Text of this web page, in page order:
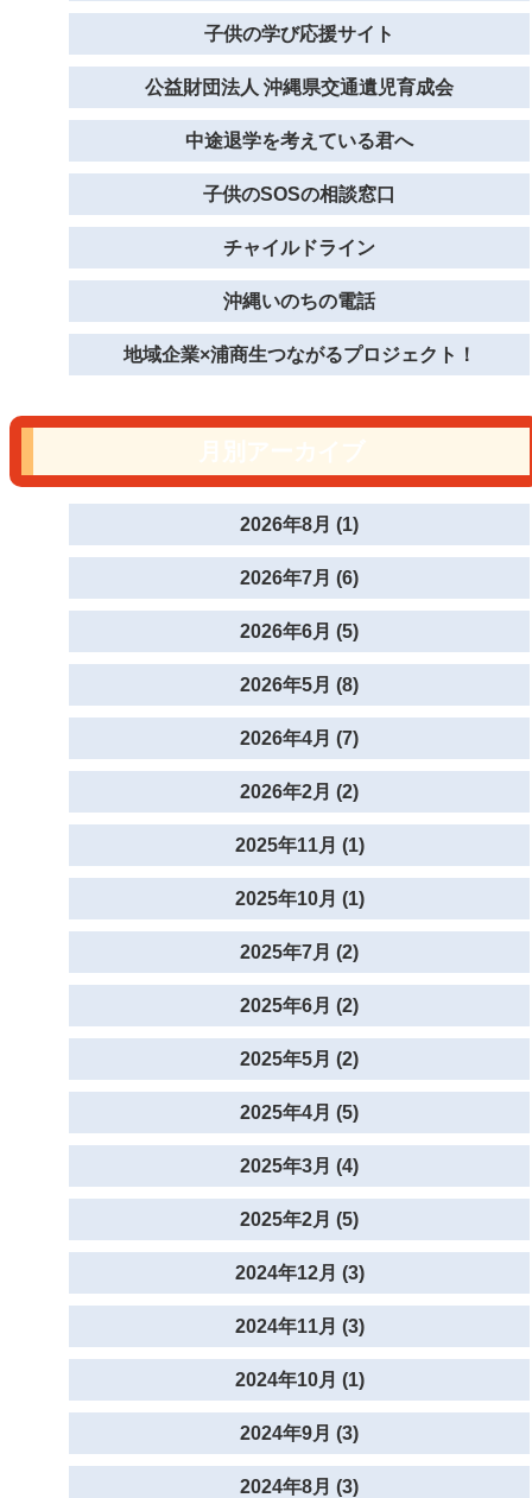
子供の学び応援サイト
公益財団法人 沖縄県交通遺児育成会
中途退学を考えている君へ
子供のSOSの相談窓口
チャイルドライン
沖縄いのちの電話
地域企業×浦商生つながるプロジェクト！
2026年8月 (1)
2026年7月 (6)
2026年6月 (5)
2026年5月 (8)
2026年4月 (7)
2026年2月 (2)
2025年11月 (1)
2025年10月 (1)
2025年7月 (2)
2025年6月 (2)
2025年5月 (2)
2025年4月 (5)
2025年3月 (4)
2025年2月 (5)
2024年12月 (3)
2024年11月 (3)
2024年10月 (1)
2024年9月 (3)
2024年8月 (3)